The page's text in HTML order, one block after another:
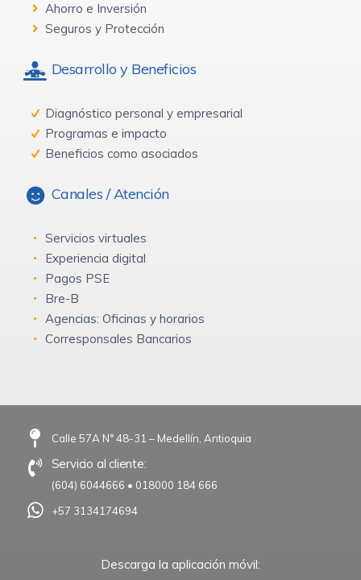
Ahorro e Inversión
Seguros y Protección
Desarrollo y Beneficios
Diagnóstico personal y empresarial
Programas e impacto
Beneficios como asociados
Canales / Atención
Servicios virtuales
Experiencia digital
Pagos PSE
Bre-B
Agencias: Oficinas y horarios
Corresponsales Bancarios
Calle 57A N° 48-31 – Medellín, Antioquia
Servicio al cliente:
(604) 6044666 • 018000 184 666
+57 3134174694
Descarga la aplicación móvil: